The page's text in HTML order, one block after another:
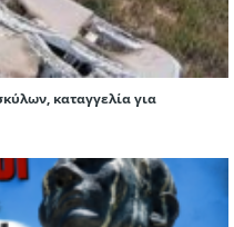
καταγγελία για